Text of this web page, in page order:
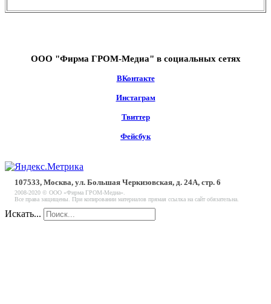
ООО "Фирма ГРОМ-Медиа" в социальных сетях
ВКонтакте
Инстаграм
Твиттер
Фейсбук
107533, Москва, ул. Большая Черкизовская, д. 24А, стр. 6
2008-2020 © ООО «Фирма ГРОМ-Медиа».
Все права защищены. При копировании материалов прямая ссылка на сайт обязательна.
Искать...